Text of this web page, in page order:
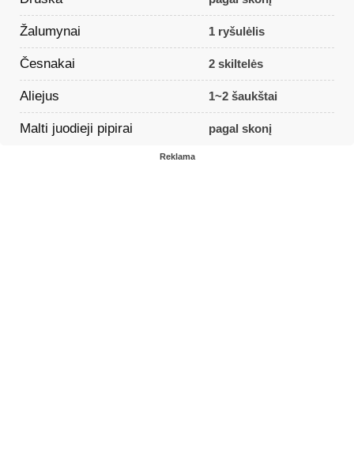
Žalumynai 1 ryšulėlis
Česnakai 2 skiltelės
Aliejus 1~2 šaukštai
Malti juodieji pipirai pagal skonį
Reklama